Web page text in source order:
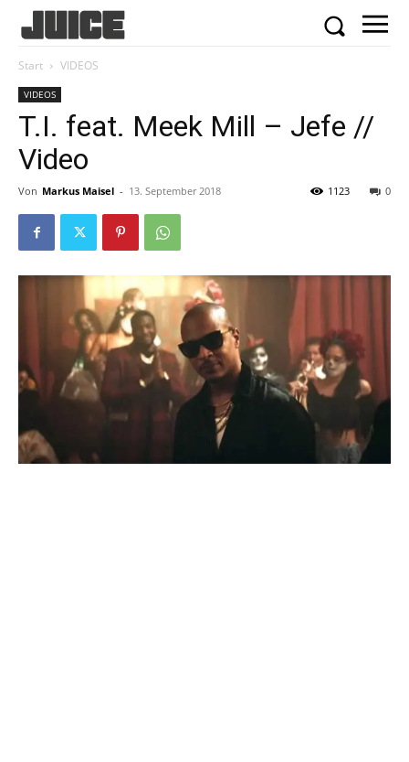
Start VIDEOS
VIDEOS
T.I. feat. Meek Mill – Jefe //
Video
Von Markus Maisel - 13. September 2018 0
1123